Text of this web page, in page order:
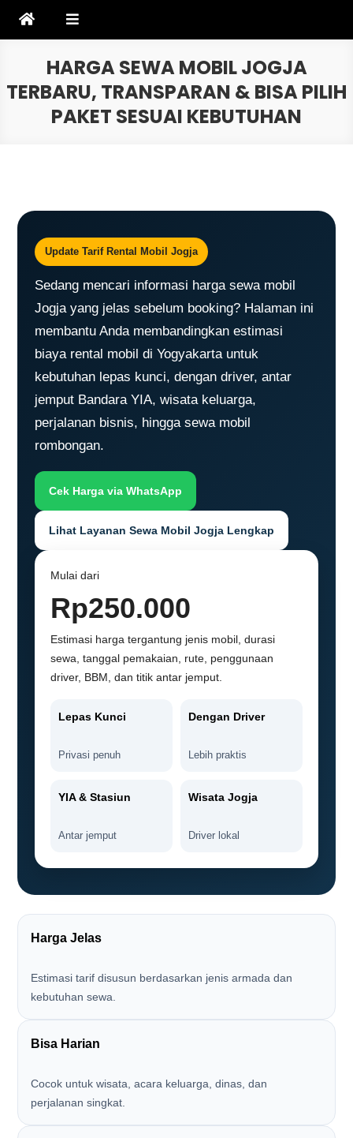
HARGA SEWA MOBIL JOGJA
TERBARU, TRANSPARAN & BISA PILIH
PAKET SESUAI KEBUTUHAN
Update Tarif Rental Mobil Jogja
Sedang mencari informasi harga sewa mobil
Jogja yang jelas sebelum booking? Halaman ini
membantu Anda membandingkan estimasi
biaya rental mobil di Yogyakarta untuk
kebutuhan lepas kunci, dengan driver, antar
jemput Bandara YIA, wisata keluarga,
perjalanan bisnis, hingga sewa mobil
rombongan.
Cek Harga via WhatsApp
Lihat Layanan Sewa Mobil Jogja Lengkap
Mulai dari
Rp250.000
Estimasi harga tergantung jenis mobil, durasi
sewa, tanggal pemakaian, rute, penggunaan
driver, BBM, dan titik antar jemput.
Lepas Kunci
Privasi penuh
Dengan Driver
Lebih praktis
YIA & Stasiun
Antar jemput
Wisata Jogja
Driver lokal
Harga Jelas
Estimasi tarif disusun berdasarkan jenis armada dan
kebutuhan sewa.
Bisa Harian
Cocok untuk wisata, acara keluarga, dinas, dan
perjalanan singkat.